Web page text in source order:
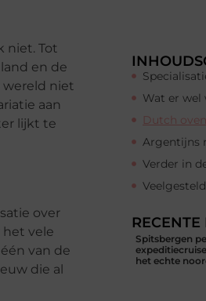
niet. Tot
en de
wereld niet
aan
lijkt te
over
het vele
van de
die al
Wat er wel
Dutch oven
Argentijns
Verder in
Spitsbergen
het echte